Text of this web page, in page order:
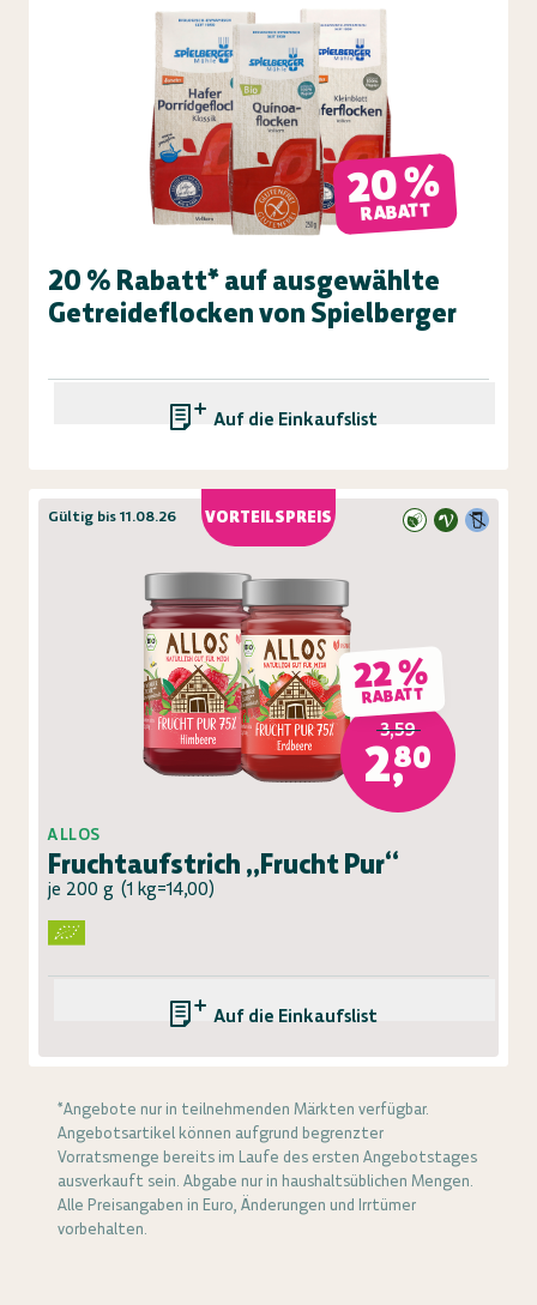
20 %
RABATT
20 % Rabatt* auf ausgewählte
Getreideflocken von Spielberger
Auf die Einkaufsliste
VORTEILSPREIS
Gültig bis 11.08.26
22 %
RABATT
3,59
2,80
ALLOS
Fruchtaufstrich „Frucht Pur“
je 200 g (1 kg=14,00)
Auf die Einkaufsliste
*Angebote nur in teilnehmenden Märkten verfügbar.
Angebotsartikel können aufgrund begrenzter
Vorratsmenge bereits im Laufe des ersten Angebotstages
ausverkauft sein. Abgabe nur in haushaltsüblichen Mengen.
Alle Preisangaben in Euro, Änderungen und Irrtümer
vorbehalten.